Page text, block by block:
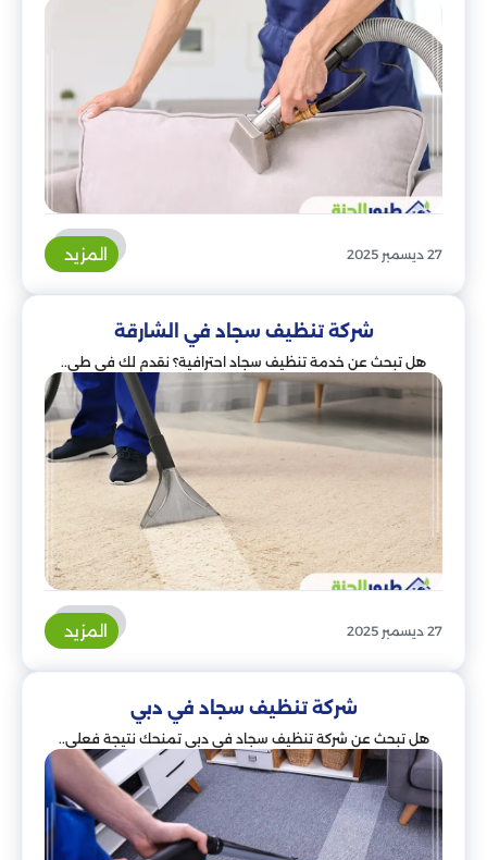
27 ديسمبر 2025 المزيد
شركة تنظيف سجاد في الشارقة
هل تبحث عن خدمة تنظيف سجاد احترافية؟ نقدم لك في طي..
27 ديسمبر 2025 المزيد
شركة تنظيف سجاد في دبي
هل تبحث عن شركة تنظيف سجاد في دبي تمنحك نتيجة فعلي..